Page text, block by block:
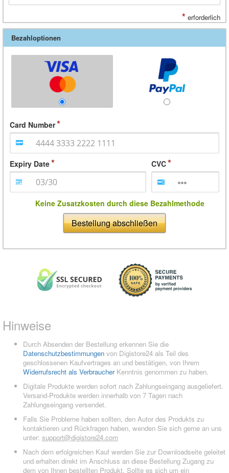
* erforderlich
Bezahloptionen
Card Number
Expiry Date CVC
Keine Zusatzkosten durch diese Bezahlmethode
Bestellung abschließen
Hinweise
Durch Absenden der Bestellung erkennen Sie die
Datenschutzbestimmungen von Digistore24 als Teil des
geschlossenen Kaufvertrages an und bestätigen, von Ihrem
Widerrufsrecht als VerbraucherKenntnis genommen zu haben.
Digitale Produkte werden sofort nach Zahlungseingang ausgeliefert.
Versand-Produkte werden innerhalb von 7 Tagen nach
Zahlungseingang versendet.
Falls Sie Probleme haben sollten, den Autor des Produkts zu
kontaktieren und Rückfragen haben, wenden Sie sich gerne an uns
unter: support@digistore24.com
Nach dem erfolgreichen Kauf werden Sie zur Downloadseite geleitet
und erhalten direkt im Anschluss an diese Bestellung Zugang zu
dem von Ihnen bestellten Produkt. Sollte es sich um ein